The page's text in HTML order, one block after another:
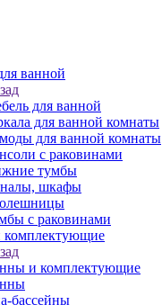
ванной
для ванной
для ванной комнаты
для ванной комнаты
с раковинами
тумбы
шкафы
с раковинами
и комплектующие
бассейны